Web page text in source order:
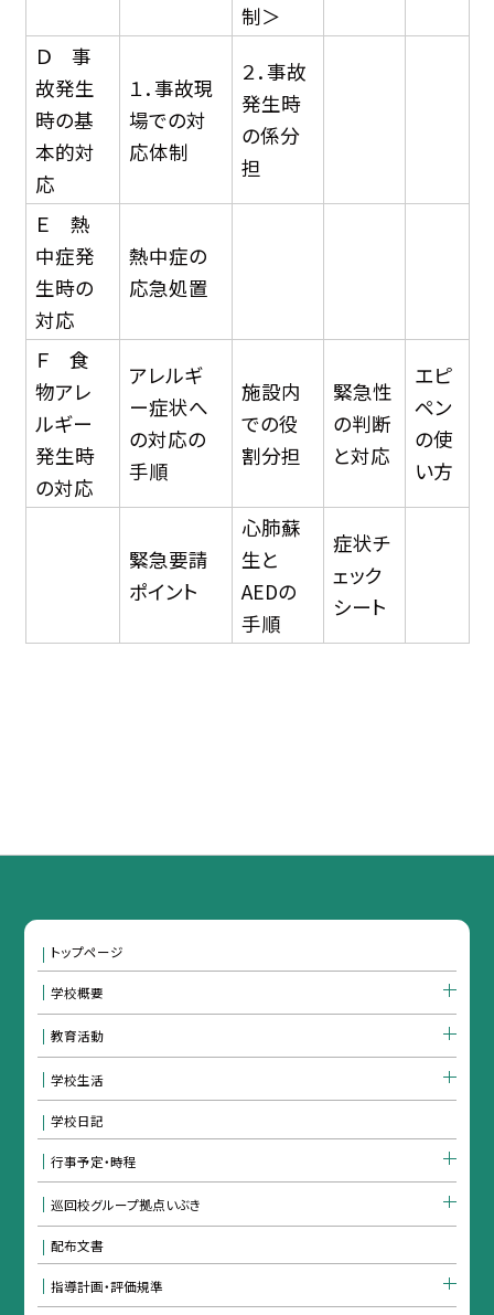
制＞
Ｄ 事
故発生
時の基
本的対
応
１．事故現
場での対
応体制
２．事故
発生時
の係分
担
Ｅ 熱
中症発
生時の
対応
熱中症の
応急処置
Ｆ 食
物アレ
ルギー
発生時
の対応
アレルギ
ー症状へ
の対応の
手順
施設内
での役
割分担
緊急性
の判断
と対応
エピ
ペン
の使
い方
緊急要請
ポイント
心肺蘇
生と
AEDの
手順
症状チ
ェック
シート
トップページ
学校概要
教育活動
学校生活
学校日記
行事予定・時程
巡回校グループ拠点いぶき
配布文書
指導計画・評価規準